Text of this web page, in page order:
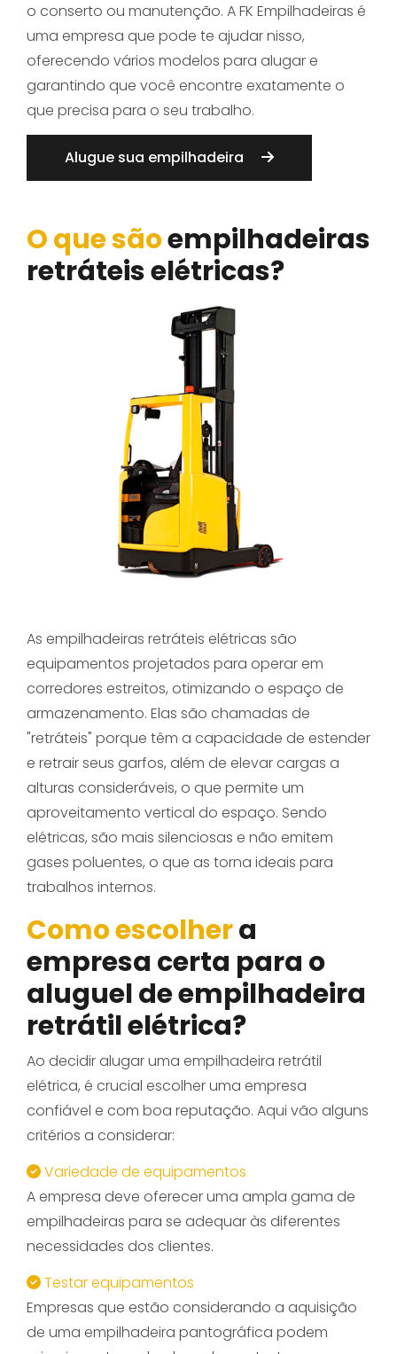
o conserto ou manutenção. A FK Empilhadeiras é
uma empresa que pode te ajudar nisso,
oferecendo vários modelos para alugar e
garantindo que você encontre exatamente o
que precisa para o seu trabalho.
Alugue sua empilhadeira
O que sãoempilhadeiras
retráteis elétricas?
As empilhadeiras retráteis elétricas são
equipamentos projetados para operar em
corredores estreitos, otimizando o espaço de
armazenamento. Elas são chamadas de
"retráteis" porque têm a capacidade de estender
e retrair seus garfos, além de elevar cargas a
alturas consideráveis, o que permite um
aproveitamento vertical do espaço. Sendo
elétricas, são mais silenciosas e não emitem
gases poluentes, o que as torna ideais para
trabalhos internos.
Como escolhera
empresa certa para o
aluguel de empilhadeira
retrátil elétrica?
Ao decidir alugar uma empilhadeira retrátil
elétrica, é crucial escolher uma empresa
confiável e com boa reputação. Aqui vão alguns
critérios a considerar:
Variedade de equipamentos
A empresa deve oferecer uma ampla gama de
empilhadeiras para se adequar às diferentes
necessidades dos clientes.
Testar equipamentos
Empresas que estão considerando a aquisição
de uma empilhadeira pantográfica podem